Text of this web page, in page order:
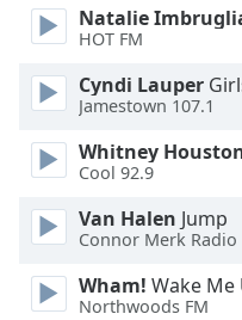
Reset
Done
Modal
Dialog
dialog
window.
Natalie
HOT FM
Cyndi Lauper
Jamestown 107.1
Whitney
Cool 92.9
Van Halen Jump
Connor Merk Radio
Wham! Wake Me
Northwoods FM